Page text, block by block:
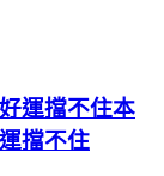
運擋不住本
擋不住